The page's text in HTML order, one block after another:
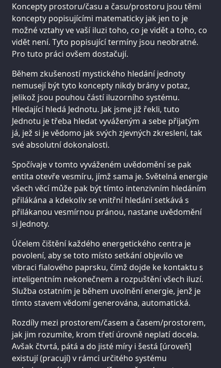
Koncepty prostoru/času a času/prostoru jsou těmi
koncepty popisujícími matematicky jak jen to je
možné vztahy ve vaší iluzi toho, co je vidět a toho, co
vidět není. Tyto popisující termíny jsou neobratné.
Pro tuto práci ovšem dostačují.
Během zkušeností mystického hledání jednoty
nemusejí být tyto koncepty nikdy brány v potaz,
jelikož jsou pouhou částí iluzorního systému.
Hledající hledá Jednotu. Jak jsme již řekli, tuto
Jednotu je třeba hledat vyváženým a sebe přijatým
já, jež si je vědomo jak svých zjevných zkreslení, tak
své absolutní dokonalosti.
Spočívaje v tomto vyváženém uvědomění se pak
entita otevře vesmíru, jímž sama je. Světelná energie
všech věcí může pak být tímto intenzivním hledáním
přilákána a kdekoliv se vnitřní hledání setkává s
přilákanou vesmírnou pránou, nastane uvědomění
si Jednoty.
Účelem čištění každého energetického centra je
povolení, aby se toto místo setkání objevilo ve
vibraci fialového paprsku, čímž dojde ke kontaktu s
inteligentním nekonečnem a rozpuštění všech iluzí.
Služba ostatním je během uvolnění energie, jenž je
tímto stavem vědomí generována, automatická.
Rozdíly mezi prostorem/časem a časem/prostorem,
jak jim rozumíte, krom třetí úrovně neplatí docela.
Avšak čtvrtá, pátá a do jisté míry i šestá [úroveň]
existují (pracují) v rámci určitého systému